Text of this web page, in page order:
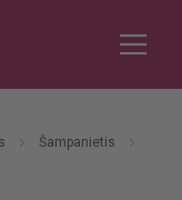
Šampanietis